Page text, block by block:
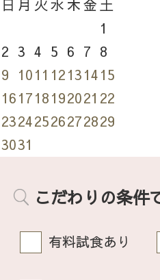
日 月 火水 木金 土
1
2 3 4 5 6 7 8
9 1011 12131415
161718192021 22
23242526272829
3031
こだわりの条件
有料試食あり